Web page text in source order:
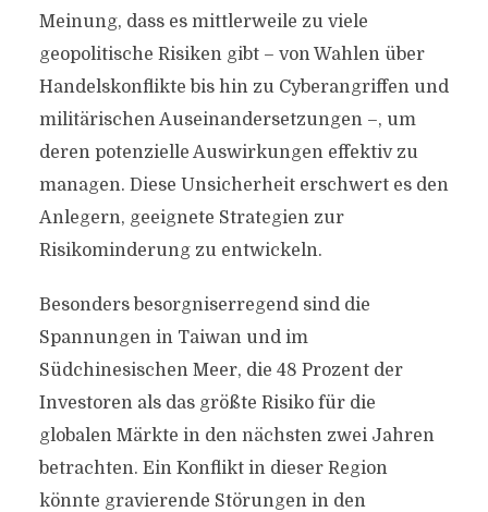
Meinung, dass es mittlerweile zu viele
geopolitische Risiken gibt – von Wahlen über
Handelskonflikte bis hin zu Cyberangriffen und
militärischen Auseinandersetzungen –, um
deren potenzielle Auswirkungen effektiv zu
managen. Diese Unsicherheit erschwert es den
Anlegern, geeignete Strategien zur
Risikominderung zu entwickeln.
Besonders besorgniserregend sind die
Spannungen in Taiwan und im
Südchinesischen Meer, die 48 Prozent der
Investoren als das größte Risiko für die
globalen Märkte in den nächsten zwei Jahren
betrachten. Ein Konflikt in dieser Region
könnte gravierende Störungen in den